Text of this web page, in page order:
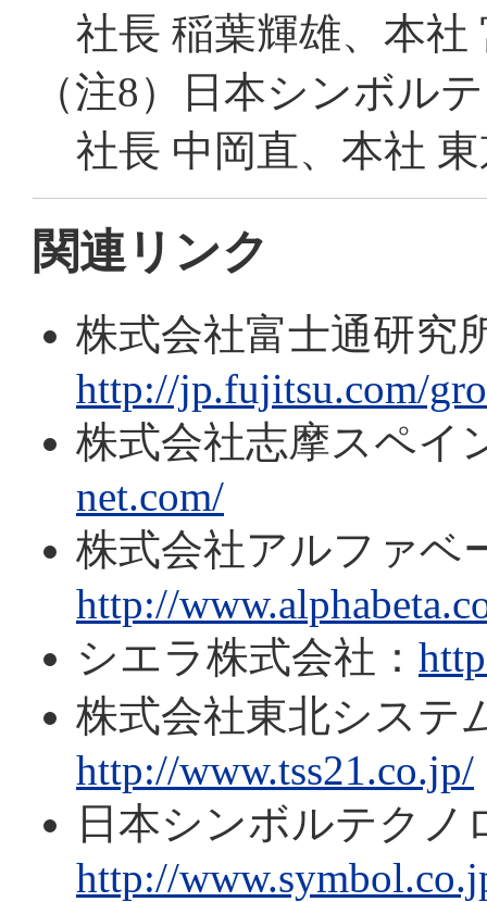
社長 稲葉輝雄、本社
（注8）
日本シンボル
社長 中岡直、本社
関連リンク
株式会社富士通研究
http://jp.fujitsu.com/
株式会社志摩スペイ
net.com/
株式会社アルファベ
http://
シエラ株式会社：
株式会社東北システ
http://www.tss21.co.jp/
日本シンボルテクノ
http://